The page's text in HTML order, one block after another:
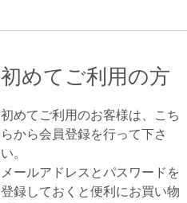
初めてご利用の方
初めてご利用のお客様は、こち
らから会員登録を行って下さ
い。
メールアドレスとパスワードを
登録しておくと便利にお買い物